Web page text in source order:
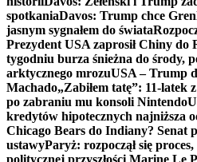
spotkaniaDavos: Trump chce
jasnym sygnałem do świata
Prezydent USA zaprosił Chiny do
tygodniu burza śnieżna do środy,
arktycznego mrozuUSA – Trump
Machado„Zabiłem tatę”: 11-latek
po zabraniu mu konsoli Nintendo
kredytów hipotecznych najniższa
Chicago Bears do Indiany? Senat
ustawyParyż: rozpoczął się
politycznej przyszłości Marine Le